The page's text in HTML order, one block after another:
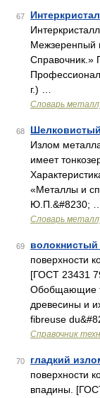
67
Межзеренпый
г.) …
Словарь
68
Излом
имеет
«Металлы и
Ю.П.&#8230; …
Словарь
69
поверхности
[ГОСТ 23431
Обобщающие
древесины и
fibreuse
Справочник
70 гладкий
поверхности
впадины.